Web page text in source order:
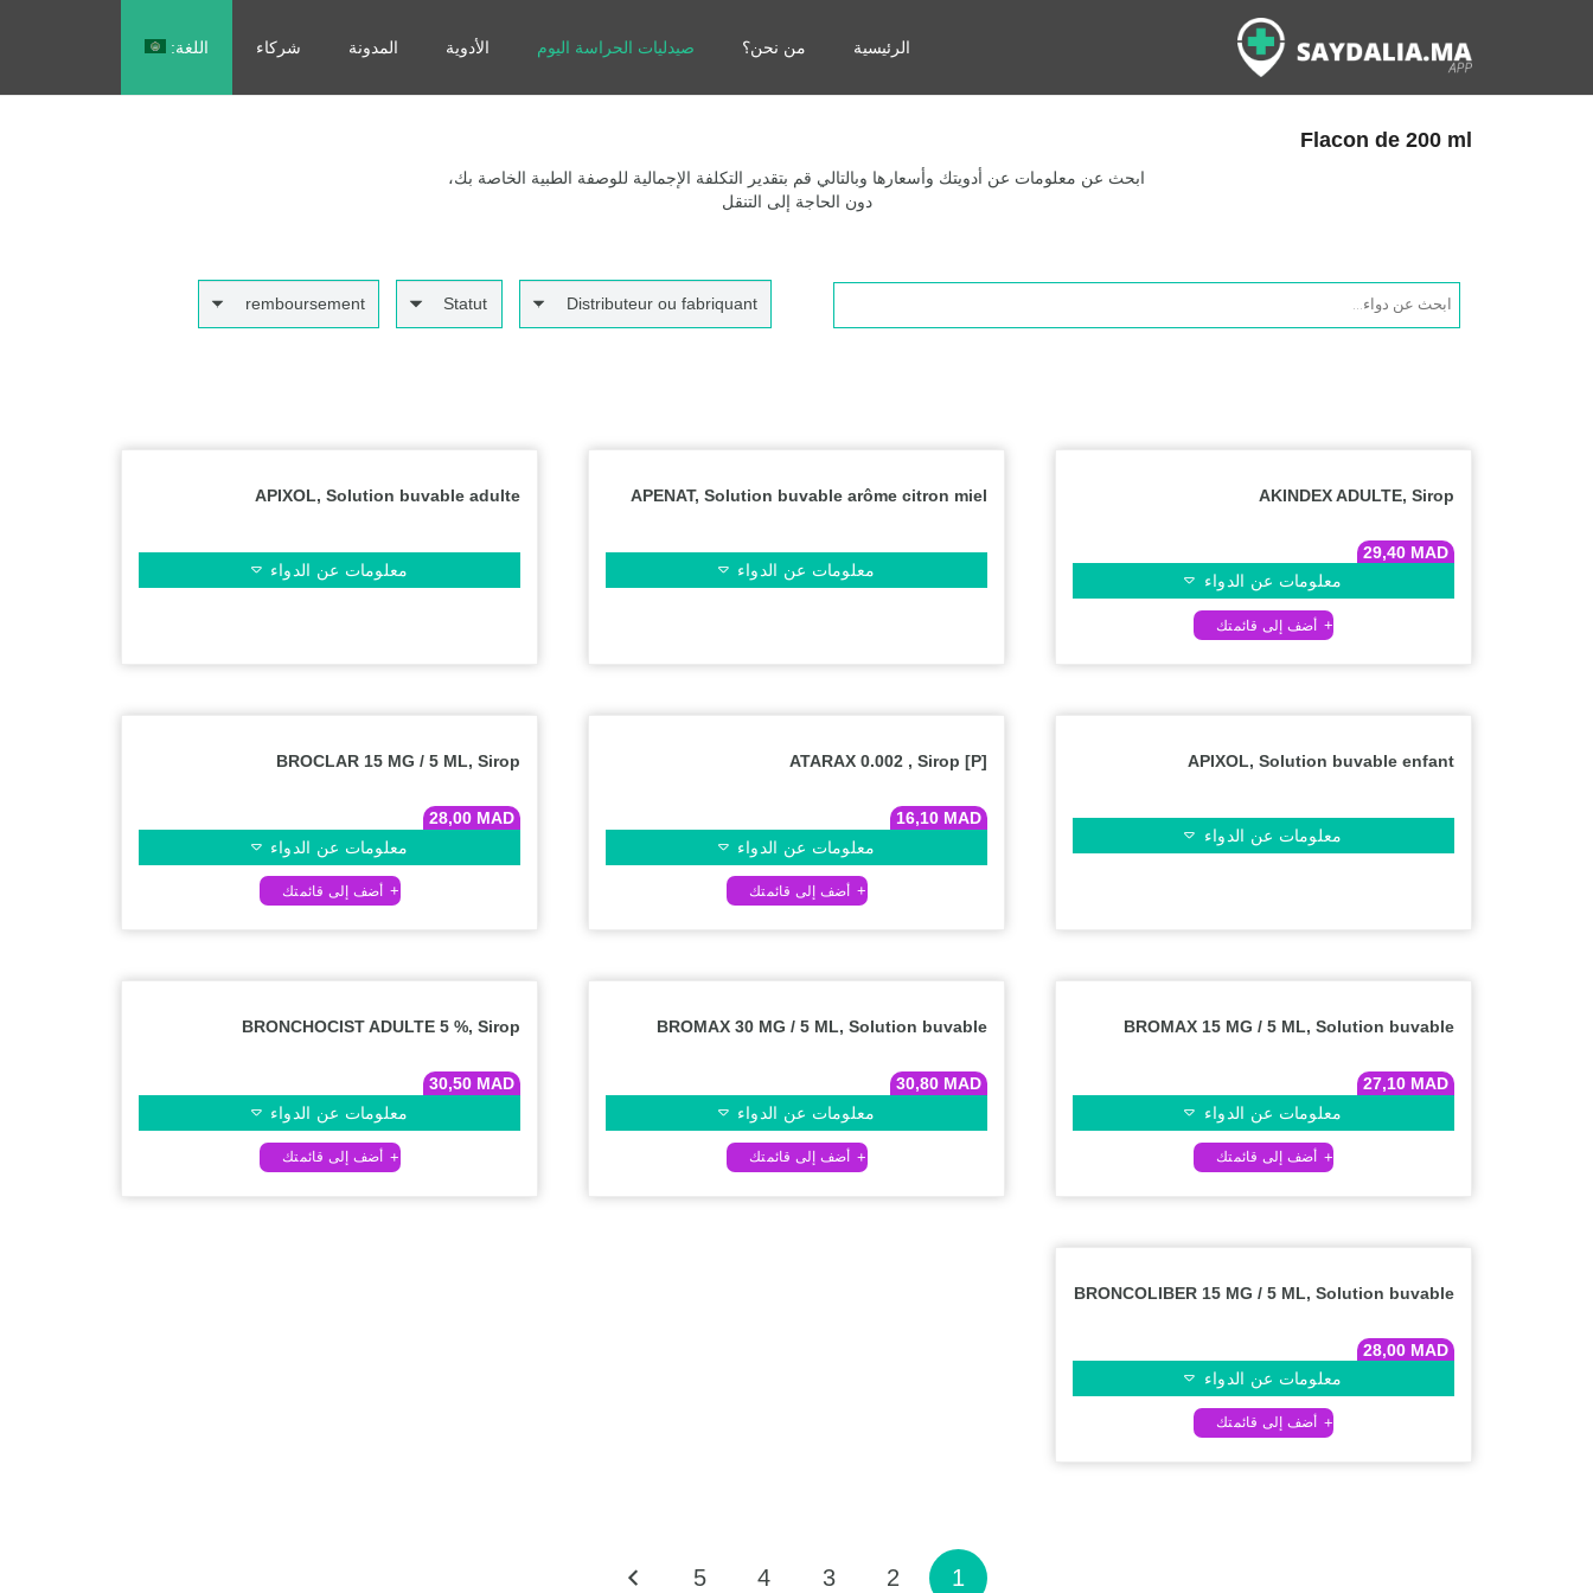
الرئيسية من نحن؟ صيدليات الحراسة اليوم الأدوية المدونة شركاء اللغة:
Flacon de 200 ml
ابحث عن معلومات عن أدويتك وأسعارها وبالتالي قم بتقدير التكلفة الإجمالية للوصفة الطبية الخاصة بك،
دون الحاجة إلى التنقل
Products
search
Distributeur ou fabriquant
Statut
remboursement
AKINDEX ADULTE, Sirop
29,40 MAD
معلومات عن الدواء
APENAT, Solution buvable arôme citron miel
معلومات عن الدواء
APIXOL, Solution buvable adulte
معلومات عن الدواء
APIXOL, Solution buvable enfant
معلومات عن الدواء
ATARAX 0.002 , Sirop [P]
16,10 MAD
معلومات عن الدواء
BROCLAR 15 MG / 5 ML, Sirop
28,00 MAD
معلومات عن الدواء
BROMAX 15 MG / 5 ML, Solution buvable
27,10 MAD
معلومات عن الدواء
BROMAX 30 MG / 5 ML, Solution buvable
30,80 MAD
معلومات عن الدواء
BRONCHOCIST ADULTE 5 %, Sirop
30,50 MAD
معلومات عن الدواء
BRONCOLIBER 15 MG / 5 ML, Solution buvable
28,00 MAD
معلومات عن الدواء
1
2
3
4
5